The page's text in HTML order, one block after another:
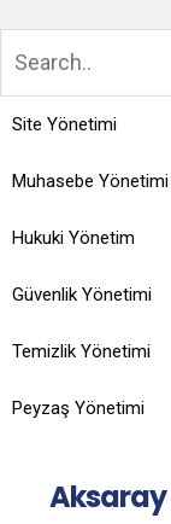
Site Yönetimi
Muhasebe Yönetimi
Hukuki Yönetim
Güvenlik Yönetimi
Temizlik Yönetimi
Peyzaş Yönetimi
Aksaray